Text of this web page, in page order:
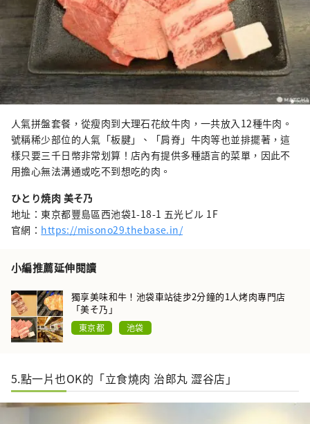
人氣拼盤套餐，從瘦肉到大理石花紋牛肉，一共放入12種牛肉。
號稱稀少部位的人氣「板腱」、「肩脊」牛肉等也並排擺著，這
樣只要三千日幣非常划算！店內有提供多種語言的菜單，因此不
用擔心無法溝通或吃不到想吃的肉。
ひとり焼肉 美そ乃
地址：東京都豐島區西池袋1-18-1 五光ビル 1F
官網： https://misono29.thebase.in/
小編推薦延伸閱讀
獨享美味和牛！池袋車站徒步2分鐘的1人烤肉專門店
「美そ乃」
東京都 池袋
5.點一片也OK的「立食燒肉 治郎丸 澀谷店」